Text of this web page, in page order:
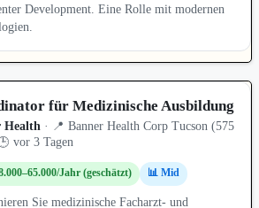
Development. Eine Rolle mit modernen
für Medizinische Ausbildung
Health · 📍 Banner Health Corp Tucson (575
vor 3 Tagen
Jahr (geschätzt) 📊 Mid
Sie medizinische Facharzt- und